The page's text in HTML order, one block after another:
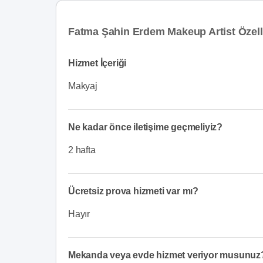
Fatma Şahin Erdem Makeup Artist
Hizmet İçeriği
Makyaj
Ne kadar önce iletişime geçmeliyiz?
2 hafta
Ücretsiz prova hizmeti var mı?
Hayır
Mekanda veya evde hizmet veriyor